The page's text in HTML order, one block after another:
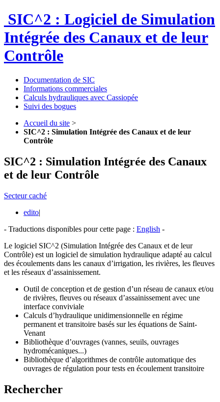
SIC^2 : Logiciel de Simulation
Intégrée des Canaux et de leur
Contrôle
Documentation de SIC
Informations commerciales
Calculs hydrauliques avec Cassiopée
Suivi des bogues
Accueil du site >
SIC^2 : Simulation Intégrée des Canaux et de leur
Contrôle
SIC^2 : Simulation Intégrée des Canaux
et de leur Contrôle
Secteur caché
edito|
- Traductions disponibles pour cette page : English -
Le logiciel SIC^2 (Simulation Intégrée des Canaux et de leur
Contrôle) est un logiciel de simulation hydraulique adapté au calcul
des écoulements dans les canaux d’irrigation, les rivières, les fleuves
et les réseaux d’assainissement.
Outil de conception et de gestion d’un réseau de canaux et/ou
de rivières, fleuves ou réseaux d’assainissement avec une
interface conviviale
Calculs d’hydraulique unidimensionnelle en régime
permanent et transitoire basés sur les équations de Saint-
Venant
Bibliothèque d’ouvrages (vannes, seuils, ouvrages
hydromécaniques...)
Bibliothèque d’algorithmes de contrôle automatique des
ouvrages de régulation pour tests en écoulement transitoire
Rechercher